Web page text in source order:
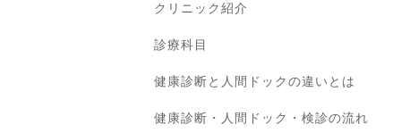
クリニック紹介
診療科目
健康診断と人間ドックの違いとは
健康診断・人間ドック・検診の流れ